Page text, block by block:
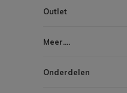
Outlet
Meer....
Onderdelen